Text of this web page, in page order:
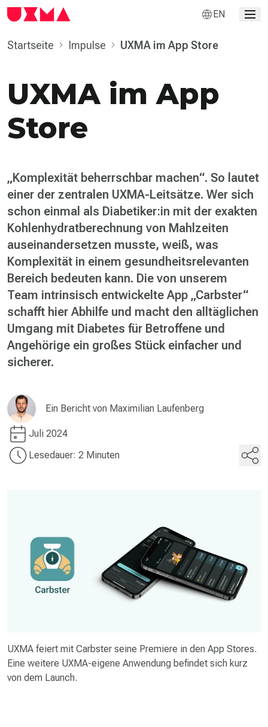
EN
Startseite Impulse UXMA im App Store
UXMA im App
Store
„Komplexität beherrschbar machen“. So lautet
einer der zentralen UXMA-Leitsätze. Wer sich
schon einmal als Diabetiker:in mit der exakten
Kohlenhydratberechnung von Mahlzeiten
auseinandersetzen musste, weiß, was
Komplexität in einem gesundheitsrelevanten
Bereich bedeuten kann. Die von unserem
Team intrinsisch entwickelte App „Carbster“
schafft hier Abhilfe und macht den alltäglichen
Umgang mit Diabetes für Betroffene und
Angehörige ein großes Stück einfacher und
sicherer.
Ein Bericht von Maximilian Laufenberg
Juli 2024
Lesedauer: 2 Minuten
UXMA feiert mit Carbster seine Premiere in den App Stores.
Eine weitere UXMA-eigene Anwendung befindet sich kurz
von dem Launch.